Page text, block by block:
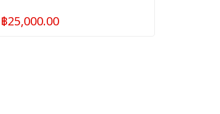
฿25,000.00